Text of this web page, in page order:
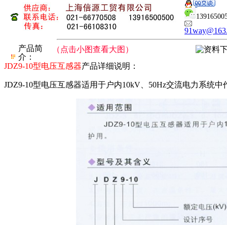
产品简
介：
（点击小图查看大图）
JDZ9-10型电压互感器产品详细说明：
JDZ9-10型电压互感器适用于户内10kV、50Hz交流电力系统